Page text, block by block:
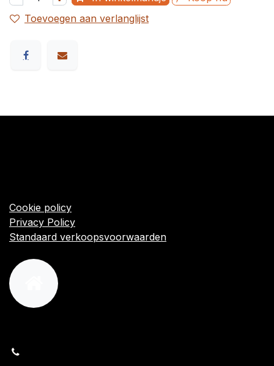
Toevoegen aan verlanglijst
Cookie policy
Privacy Policy
Standaard verkoopsvoorwaarden